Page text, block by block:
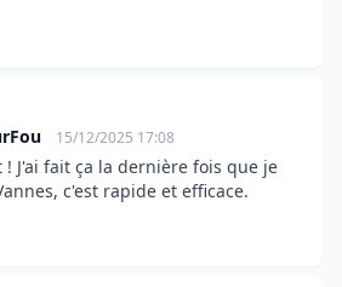
15/12/2025 17:08
! J'ai fait ça la dernière fois que je
c'est rapide et efficace.